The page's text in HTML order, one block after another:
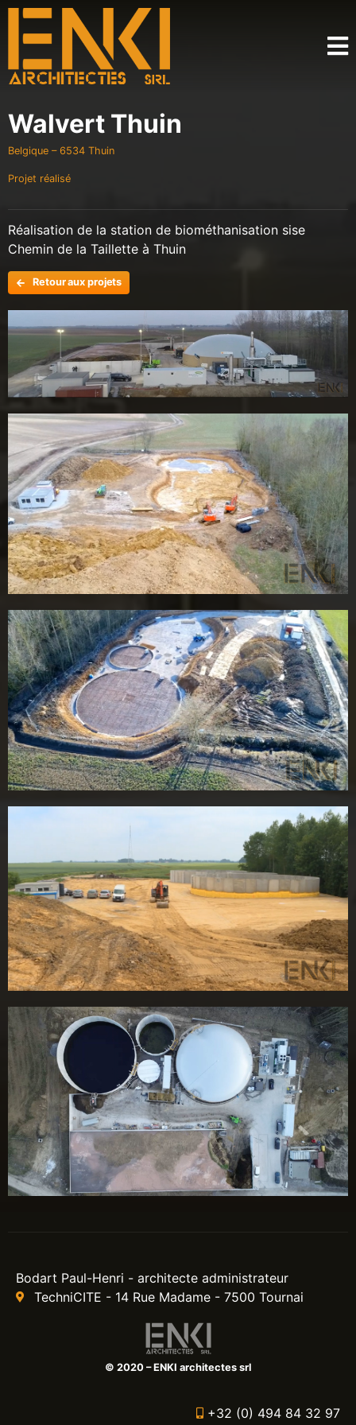
Walvert Thuin
Belgique – 6534 Thuin
Projet réalisé
Réalisation de la station de biométhanisation sise
Chemin de la Taillette à Thuin
Retour aux projets
Bodart Paul-Henri - architecte administrateur
TechniCITE - 14 Rue Madame - 7500 Tournai
© 2020 – ENKI architectes srl
+32 (0) 494 84 32 97